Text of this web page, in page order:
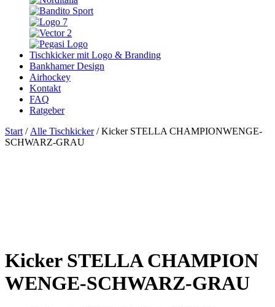
Tischkicker mit Logo & Branding
Bankhamer Design
Airhockey
Kontakt
FAQ
Ratgeber
Start / Alle Tischkicker/ Kicker STELLA CHAMPIONWENGE-
SCHWARZ-GRAU
Kicker STELLA CHAMPION
WENGE-SCHWARZ-GRAU